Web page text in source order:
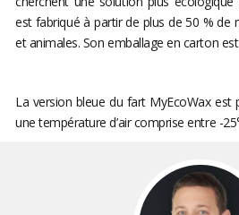
est fabriqué à partir de plus de 50 % de
et animales. Son emballage en carton
La version bleue du fart MyEcoWax est
une température d’air comprise entre -